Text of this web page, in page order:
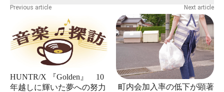
Previous article
HUNTR/X 『Golden』 10
年越しに輝いた夢への努力
Next article
町内会加入率の低下が顕著